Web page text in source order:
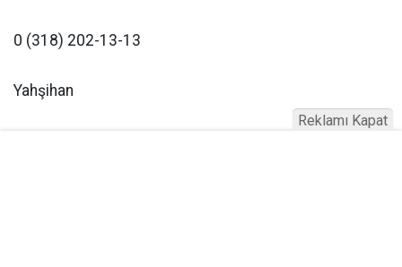
0 (318) 202-13-13
Yahşihan
Reklamı Kapat